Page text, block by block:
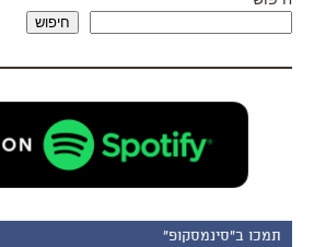
חיפוש
תמכו ב"סינמסקופ"